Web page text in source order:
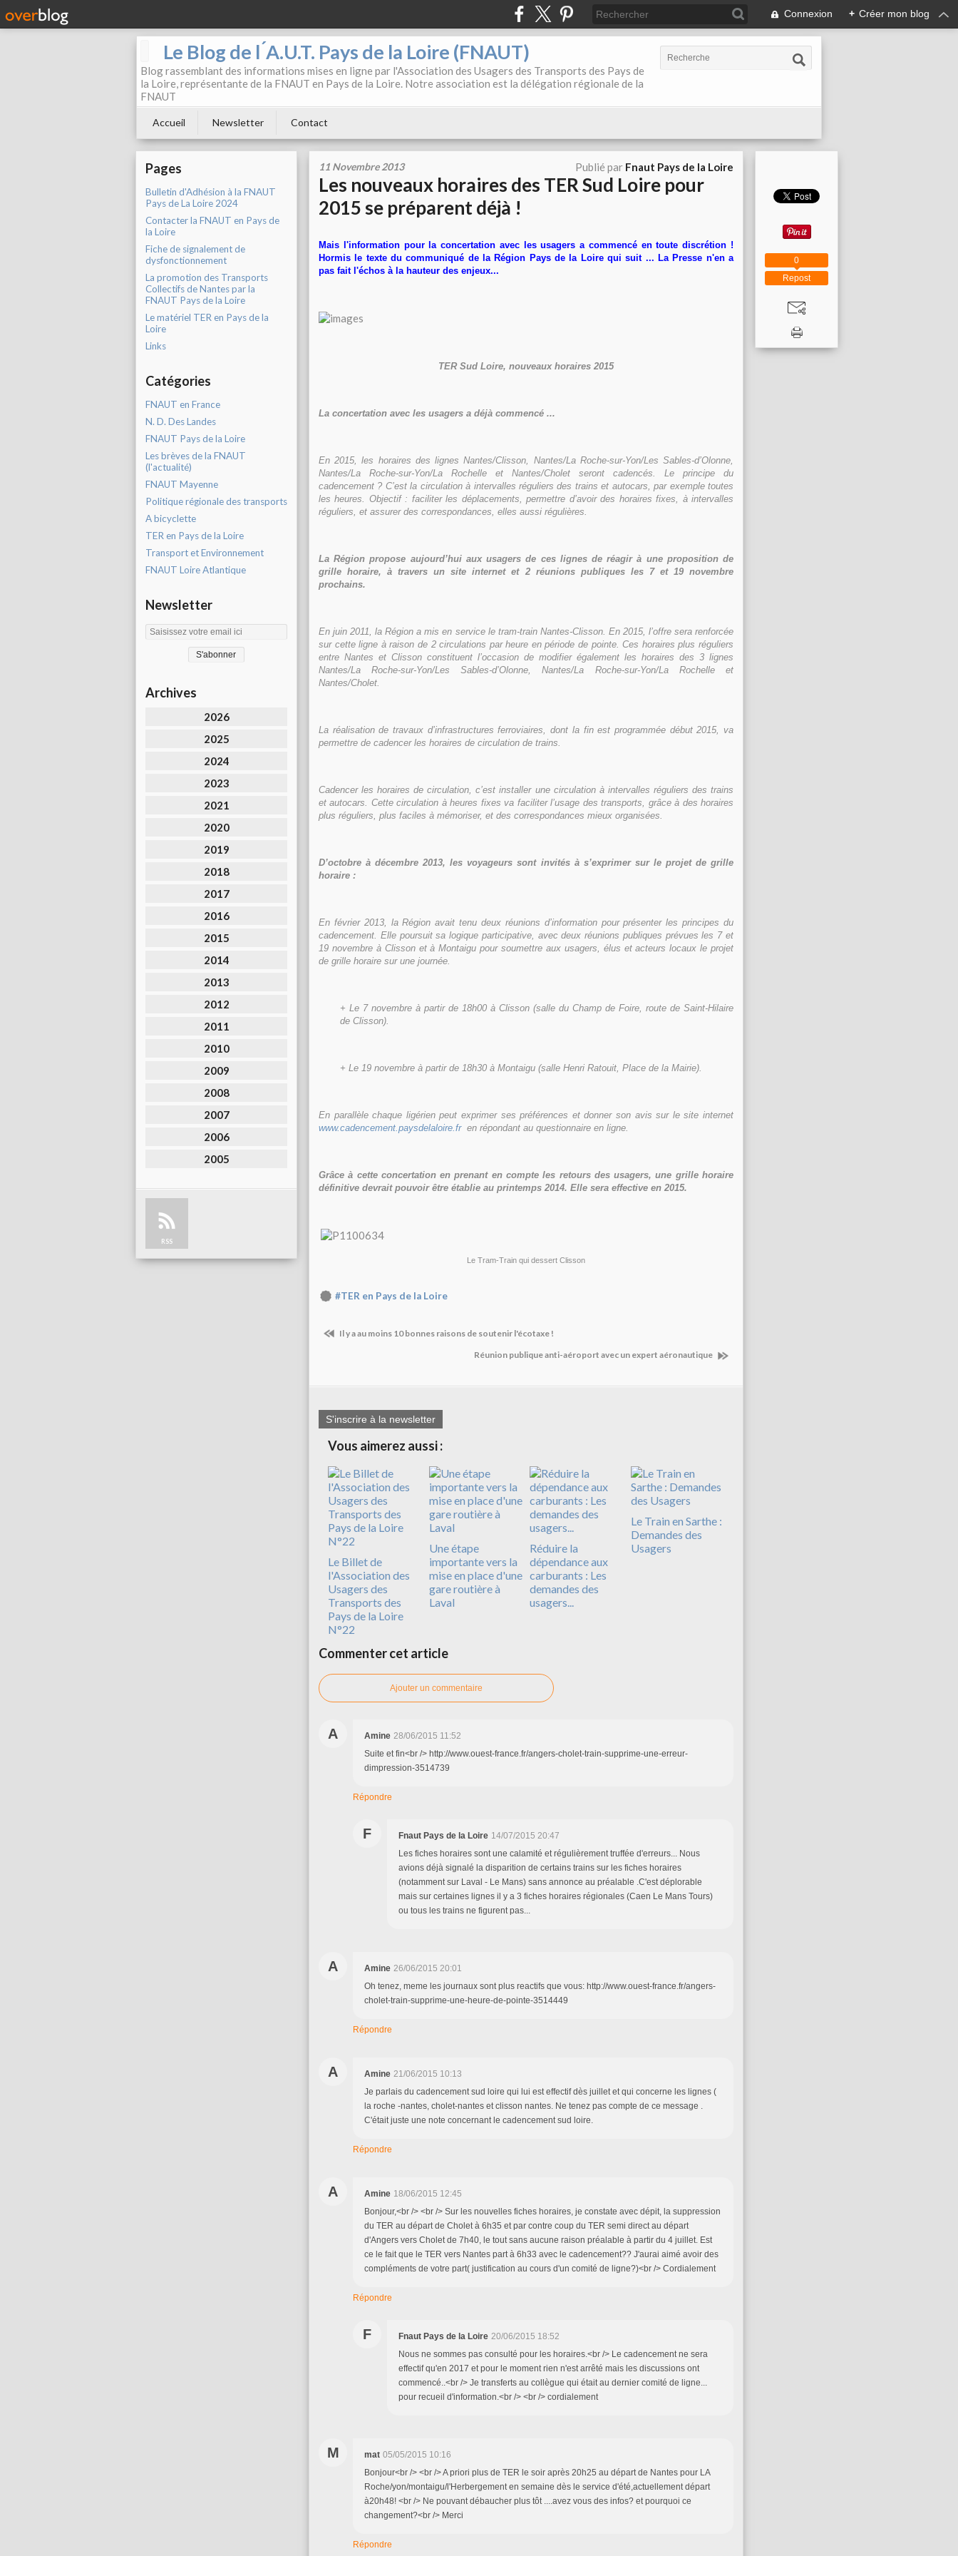
Connexion + Créer mon blog
Le Blog de l ́A.U.T. Pays de la Loire (FNAUT)
Blog rassemblant des informations mises en ligne par l'Association des Usagers des Transports des Pays de
la Loire, représentante de la FNAUT en Pays de la Loire. Notre association est la délégation régionale de la
FNAUT
Accueil Newsletter Contact
Pages
Bulletin d'Adhésion à la FNAUT
Pays de La Loire 2024
Contacter la FNAUT en Pays de
la Loire
Fiche de signalement de
dysfonctionnement
La promotion des Transports
Collectifs de Nantes par la
FNAUT Pays de la Loire
Le matériel TER en Pays de la
Loire
Links
Catégories
FNAUT en France
N. D. Des Landes
FNAUT Pays de la Loire
Les brèves de la FNAUT
(l'actualité)
FNAUT Mayenne
Politique régionale des transports
A bicyclette
TER en Pays de la Loire
Transport et Environnement
FNAUT Loire Atlantique
Newsletter
Archives
2026
2025
2024
2023
2021
2020
2019
2018
2017
2016
2015
2014
2013
2012
2011
2010
2009
2008
2007
2006
2005
RSS
11 Novembre 2013 Publié par Fnaut Pays de la Loire
Les nouveaux horaires des TER Sud Loire pour
2015 se préparent déjà !
Mais l'information pour la concertation avec les usagers a commencé en toute discrétion !
Hormis le texte du communiqué de la Région Pays de la Loire qui suit ... La Presse n'en a
pas fait l'échos à la hauteur des enjeux...
TER Sud Loire, nouveaux horaires 2015
La concertation avec les usagers a déjà commencé ...
En 2015, les horaires des lignes Nantes/Clisson, Nantes/La Roche-sur-Yon/Les Sables-d’Olonne,
Nantes/La Roche-sur-Yon/La Rochelle et Nantes/Cholet seront cadencés. Le principe du
cadencement ? C’est la circulation à intervalles réguliers des trains et autocars, par exemple toutes
les heures. Objectif : faciliter les déplacements, permettre d’avoir des horaires fixes, à intervalles
réguliers, et assurer des correspondances, elles aussi régulières.
La Région propose aujourd’hui aux usagers de ces lignes de réagir à une proposition de
grille horaire, à travers un site internet et 2 réunions publiques les 7 et 19 novembre
prochains.
En juin 2011, la Région a mis en service le tram-train Nantes-Clisson. En 2015, l’offre sera renforcée
sur cette ligne à raison de 2 circulations par heure en période de pointe. Ces horaires plus réguliers
entre Nantes et Clisson constituent l’occasion de modifier également les horaires des 3 lignes
Nantes/La Roche-sur-Yon/Les Sables-d’Olonne, Nantes/La Roche-sur-Yon/La Rochelle et
Nantes/Cholet.
La réalisation de travaux d’infrastructures ferroviaires, dont la fin est programmée début 2015, va
permettre de cadencer les horaires de circulation de trains.
Cadencer les horaires de circulation, c’est installer une circulation à intervalles réguliers des trains
et autocars. Cette circulation à heures fixes va faciliter l’usage des transports, grâce à des horaires
plus réguliers, plus faciles à mémoriser, et des correspondances mieux organisées.
D’octobre à décembre 2013, les voyageurs sont invités à s’exprimer sur le projet de grille
horaire :
En février 2013, la Région avait tenu deux réunions d’information pour présenter les principes du
cadencement. Elle poursuit sa logique participative, avec deux réunions publiques prévues les 7 et
19 novembre à Clisson et à Montaigu pour soumettre aux usagers, élus et acteurs locaux le projet
de grille horaire sur une journée.
+ Le 7 novembre à partir de 18h00 à Clisson (salle du Champ de Foire, route de Saint-Hilaire
de Clisson).
+ Le 19 novembre à partir de 18h30 à Montaigu (salle Henri Ratouit, Place de la Mairie).
En parallèle chaque ligérien peut exprimer ses préférences et donner son avis sur le site internet
www.cadencement.paysdelaloire.fr en répondant au questionnaire en ligne.
Grâce à cette concertation en prenant en compte les retours des usagers, une grille horaire
définitive devrait pouvoir être établie au printemps 2014. Elle sera effective en 2015.
Le Tram-Train qui dessert Clisson
#TER en Pays de la Loire
Il y a au moins 10 bonnes raisons de soutenir l'écotaxe !
Réunion publique anti-aéroport avec un expert aéronautique
S'inscrire à la newsletter
Vous aimerez aussi :
Le Billet de
l'Association des
Usagers des
Transports des
Pays de la Loire
N°22
Une étape
importante vers la
mise en place d'une
gare routière à
Laval
Réduire la
dépendance aux
carburants : Les
demandes des
usagers...
Le Train en Sarthe :
Demandes des
Usagers
Commenter cet article
Ajouter un commentaire
A Amine 28/06/2015 11:52
Suite et fin<br /> http://www.ouest-france.fr/angers-cholet-train-supprime-une-erreur-
dimpression-3514739
Répondre
F Fnaut Pays de la Loire 14/07/2015 20:47
Les fiches horaires sont une calamité et régulièrement truffée d'erreurs... Nous
avions déjà signalé la disparition de certains trains sur les fiches horaires
(notamment sur Laval - Le Mans) sans annonce au préalable .C'est déplorable
mais sur certaines lignes il y a 3 fiches horaires régionales (Caen Le Mans Tours)
ou tous les trains ne figurent pas...
A Amine 26/06/2015 20:01
Oh tenez, meme les journaux sont plus reactifs que vous: http://www.ouest-france.fr/angers-
cholet-train-supprime-une-heure-de-pointe-3514449
Répondre
A Amine 21/06/2015 10:13
Je parlais du cadencement sud loire qui lui est effectif dès juillet et qui concerne les lignes (
la roche -nantes, cholet-nantes et clisson nantes. Ne tenez pas compte de ce message .
C'était juste une note concernant le cadencement sud loire.
Répondre
A Amine 18/06/2015 12:45
Bonjour,<br /> <br /> Sur les nouvelles fiches horaires, je constate avec dépit, la suppression
du TER au départ de Cholet à 6h35 et par contre coup du TER semi direct au départ
d'Angers vers Cholet de 7h40, le tout sans aucune raison préalable à partir du 4 juillet. Est
ce le fait que le TER vers Nantes part à 6h33 avec le cadencement?? J'aurai aimé avoir des
compléments de votre part( justification au cours d'un comité de ligne?)<br /> Cordialement
Répondre
F Fnaut Pays de la Loire 20/06/2015 18:52
Nous ne sommes pas consulté pour les horaires.<br /> Le cadencement ne sera
effectif qu'en 2017 et pour le moment rien n'est arrêté mais les discussions ont
commencé..<br /> Je transferts au collègue qui était au dernier comité de ligne...
pour recueil d'information.<br /> <br /> cordialement
M mat 05/05/2015 10:16
Bonjour<br /> <br /> A priori plus de TER le soir après 20h25 au départ de Nantes pour LA
Roche/yon/montaigu/l'Herbergement en semaine dès le service d'été,actuellement départ
à20h48! <br /> Ne pouvant débaucher plus tôt ....avez vous des infos? et pourquoi ce
changement?<br /> Merci
Répondre
Repost
0